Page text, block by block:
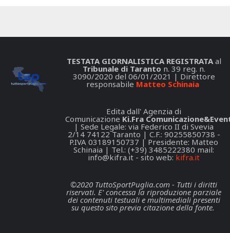
TESTATA GIORNALISTICA REGISTRATAal
Tribunale di Taranto n. 39 reg. n.
3090/2020 del 06/01/2021 | Direttore
responsabile Matteo Schinaia
Edita dall' Agenzia di
Comunicazione Ki.Fra
| Sede Legale: via Federico II di Svevia
2/14 74122 Taranto | C.F.: 90255850738 -
P.IVA 03189150737 | Presidente: Matteo
Schinaia | Tel.: (+39) 3485222380 mail:
info@kifra.it - sito web: kifra.it
©2020 TuttoSportPuglia.com - Tutti i diritti
riservati. E' concessa la riproduzione parziale
dei contenuti testuali e multimediali presenti
su questo sito previa citazione della fonte.